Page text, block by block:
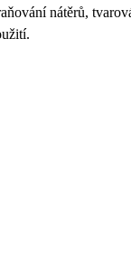
nátěrů,